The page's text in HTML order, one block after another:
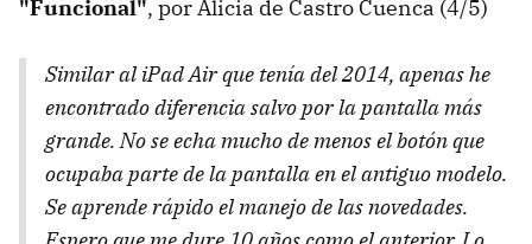
"Funcional", por Alicia de Castro Cuenca (4/5)
Similar al iPad Air que tenía del 2014, apenas he
encontrado diferencia salvo por la pantalla más
grande. No se echa mucho de menos el botón que
ocupaba parte de la pantalla en el antiguo modelo.
Se aprende rápido el manejo de las novedades.